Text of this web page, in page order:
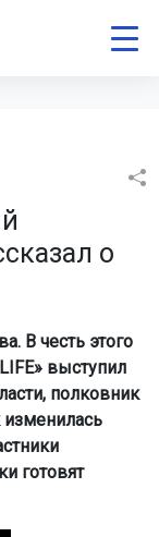
о
В честь этого
выступил
полковник
изменилась
готовят